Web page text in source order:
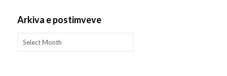
Arkiva e postimveve